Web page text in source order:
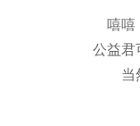
嘻嘻
公益君
当